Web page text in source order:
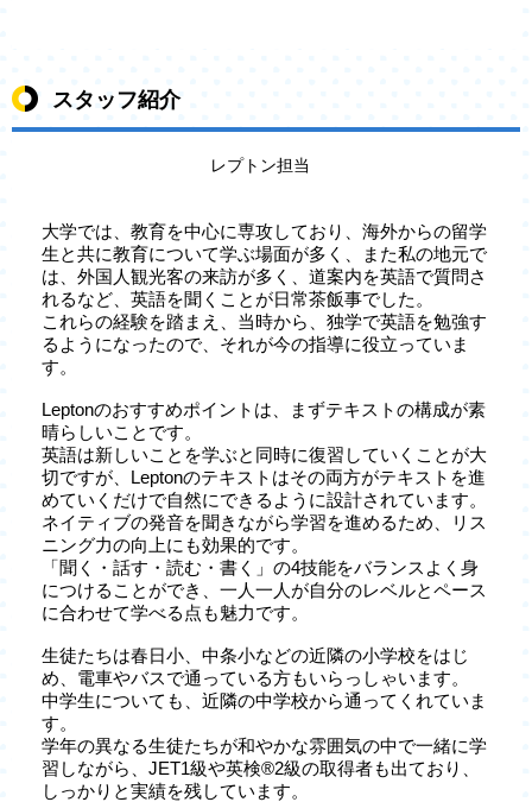
スタッフ紹介
レプトン担当
大学では、教育を中心に専攻しており、海外からの留学
生と共に教育について学ぶ場面が多く、また私の地元で
は、外国人観光客の来訪が多く、道案内を英語で質問さ
れるなど、英語を聞くことが日常茶飯事でした。
これらの経験を踏まえ、当時から、独学で英語を勉強す
るようになったので、それが今の指導に役立っていま
す。
Leptonのおすすめポイントは、まずテキストの構成が素
晴らしいことです。
英語は新しいことを学ぶと同時に復習していくことが大
切ですが、Leptonのテキストはその両方がテキストを進
めていくだけで自然にできるように設計されています。
ネイティブの発音を聞きながら学習を進めるため、リス
ニング力の向上にも効果的です。
「聞く・話す・読む・書く」の4技能をバランスよく身
につけることができ、一人一人が自分のレベルとペース
に合わせて学べる点も魅力です。
生徒たちは春日小、中条小などの近隣の小学校をはじ
め、電車やバスで通っている方もいらっしゃいます。
中学生についても、近隣の中学校から通ってくれていま
す。
学年の異なる生徒たちが和やかな雰囲気の中で一緒に学
習しながら、JET1級や英検®2級の取得者も出ており、
しっかりと実績を残しています。